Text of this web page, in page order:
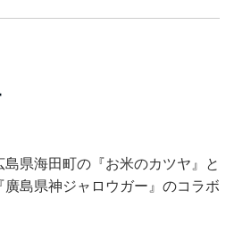
県海田町の『お米のカツヤ』と
島県神ジャロウガー』のコラボ